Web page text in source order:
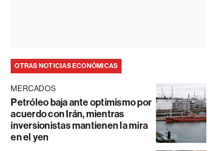
OTRAS NOTICIAS ECONÓMICAS
MERCADOS
Petróleo baja ante optimismo por
acuerdo con Irán, mientras
inversionistas mantienen la mira
en el yen